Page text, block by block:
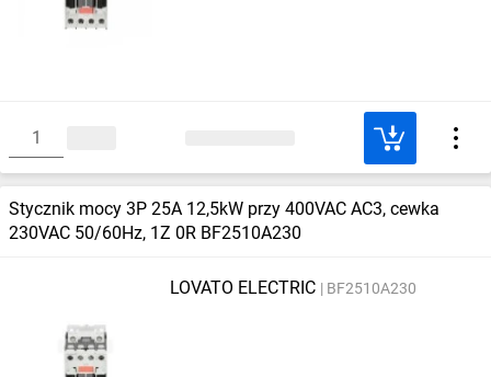
Stycznik mocy 3P 25A 12,5kW przy 400VAC AC3, cewka
230VAC 50/60Hz, 1Z 0R BF2510A230
LOVATO ELECTRIC BF2510A230